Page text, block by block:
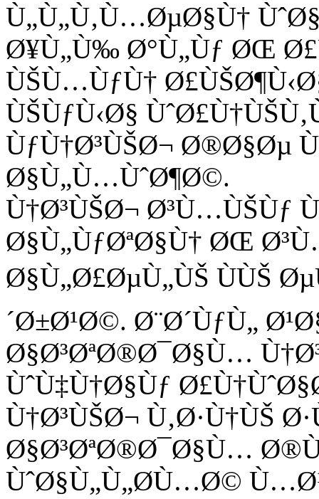
Ù„Ù„Ù‚Ù…ØµØ§Ù†
Ø¥Ù„Ù‰ Ø°Ù„Ùƒ ØŒ
ÙŠÙ…ÙƒÙ†
ÙŠÙƒÙ‹Ø§
ÙƒÙ†Ø³ÙŠØ¬ Ø®Ø§Øµ
Ø§Ù„Ù…ÙˆØ¶Ø©.
Ù†Ø³ÙŠØ¬ Ø³Ù…ÙŠÙƒ
Ø§Ù„ÙƒØªØ§Ù† ØŒ
Ø§Ù„Ø£ØµÙ„ÙŠ ÙÙŠ
´Ø±Ø¹Ø©. Ø¨Ø´ÙƒÙ„
Ø§Ø³ØªØ®Ø¯Ø§Ù…
ÙˆÙ‡Ù†Ø§Ùƒ
Ù†Ø³ÙŠØ¬ Ù‚Ø·Ù†ÙŠ
Ø§Ø³ØªØ®Ø¯Ø§Ù…
ÙˆØ§Ù„Ù„Ø­Ù…Ø©